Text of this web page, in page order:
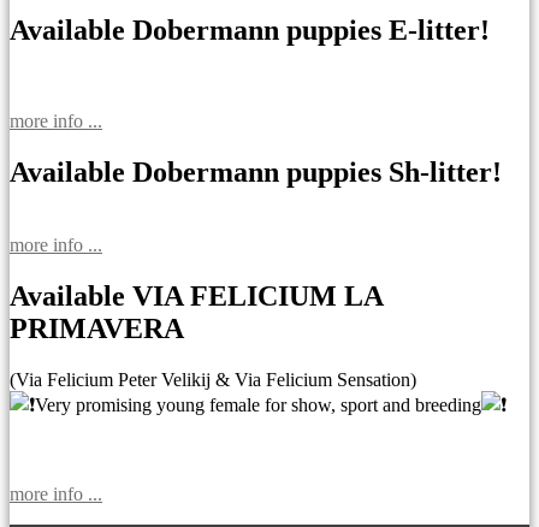
Available Dobermann puppies E-litter!
more info ...
Available Dobermann puppies Sh-litter!
more info ...
Available VIA FELICIUM LA
PRIMAVERA
(Via Felicium Peter Velikij & Via Felicium Sensation)
Very promising young female for show, sport and breeding
more info ...